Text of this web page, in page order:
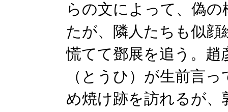
らの文によって、偽
たが、隣人たちも似
慌てて鄧展を追う。趙
（とうひ）が生前言
め焼け跡を訪れるが